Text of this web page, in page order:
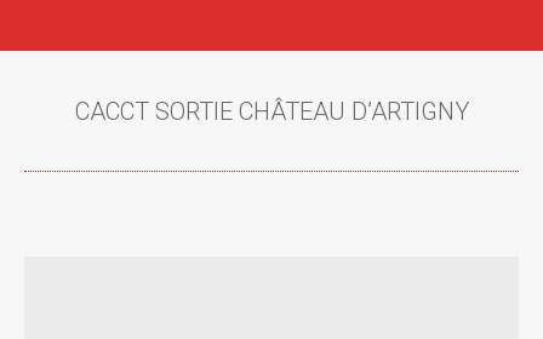
CACCT SORTIE CHÂTEAU D’ARTIGNY